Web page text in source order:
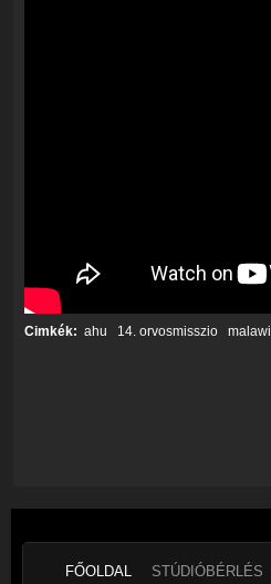
Cimkék: ahu 14. orvosmisszio malawi
FŐOLDAL STÚDIÓBÉRLÉS